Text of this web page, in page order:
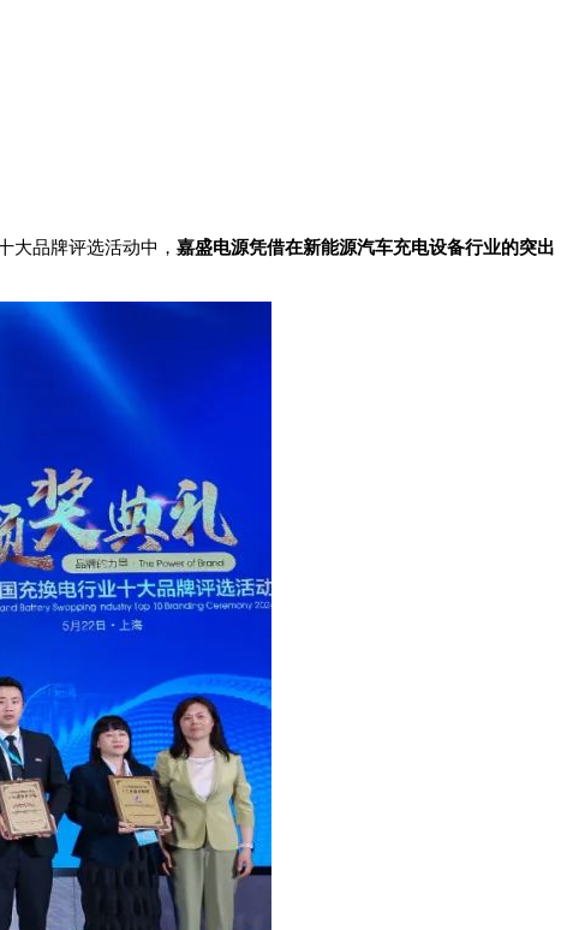
大品牌评选活动中， 嘉盛电源凭借在新能源汽车充电设备行业的突出